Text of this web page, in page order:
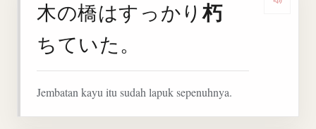
木の橋はすっかり朽
ちていた。
Jembatan kayu itu sudah lapuk sepenuhnya.